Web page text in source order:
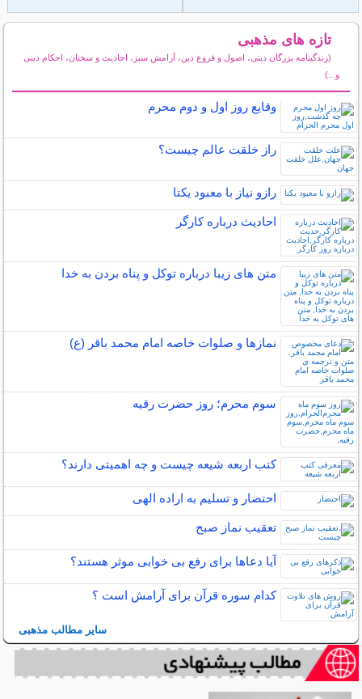
تازه های مذهبی
(زندگینامه بزرگان دینی، اصول و فروع دین، آرامش سبز، احادیث و سخنان، احکام دینی
و...)
وقایع روز اول و دوم محرم
راز خلقت عالم چيست؟
رازو نیاز با معبود یکتا
احادیث درباره کارگر
متن های زیبا درباره توکل و پناه بردن به خدا
نمازها و صلوات خاصه امام محمد باقر (ع)
سوم محرم؛ روز حضرت رقیه
کتب اربعه شیعه چیست و چه اهمیتی دارند؟
احتضار و تسلیم به اراده الهی
تعقیب نماز صبح
آیا دعاها برای رفع بی خوابی موثر هستند؟
کدام سوره قرآن برای آرامش است ؟
سایر مطالب مذهبی